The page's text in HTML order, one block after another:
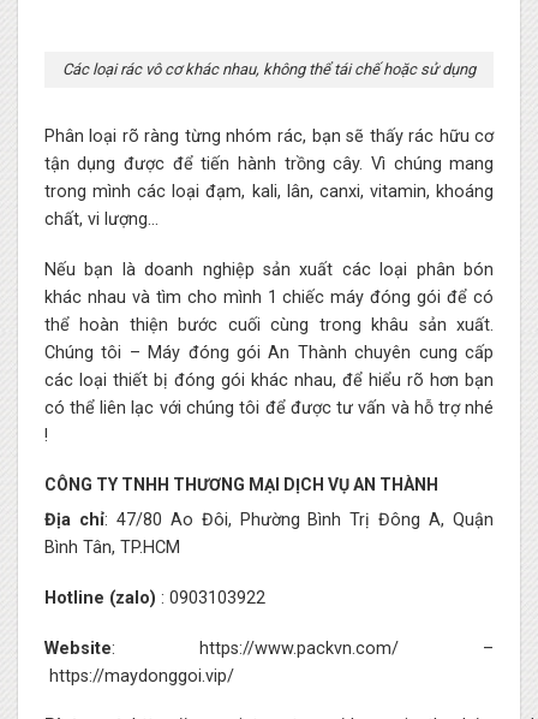
Các loại rác vô cơ khác nhau, không thể tái chế hoặc sử dụng
Phân loại rõ ràng từng nhóm rác, bạn sẽ thấy rác hữu cơ
tận dụng được để tiến hành trồng cây. Vì chúng mang
trong mình các loại đạm, kali, lân, canxi, vitamin, khoáng
chất, vi lượng…
Nếu bạn là doanh nghiệp sản xuất các loại phân bón
khác nhau và tìm cho mình 1 chiếc máy đóng gói để có
thể hoàn thiện bước cuối cùng trong khâu sản xuất.
Chúng tôi – Máy đóng gói An Thành chuyên cung cấp
các loại thiết bị đóng gói khác nhau, để hiểu rõ hơn bạn
có thể liên lạc với chúng tôi để được tư vấn và hỗ trợ nhé
!
CÔNG TY TNHH THƯƠNG MẠI DỊCH VỤ AN THÀNH
Địa chỉ: 47/80 Ao Đôi, Phường Bình Trị Đông A, Quận
Bình Tân, TP.HCM
Hotline (zalo) : 0903103922
Website: https://www.packvn.com/ –
https://maydonggoi.vip/